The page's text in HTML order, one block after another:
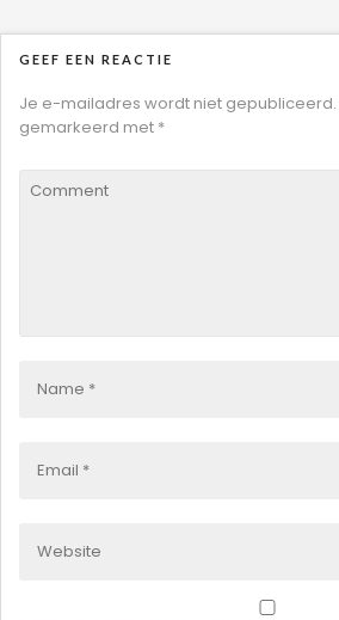
GEEF EEN REACTIE
Je e-mailadres wordt niet gepubliceerd.
gemarkeerd met *